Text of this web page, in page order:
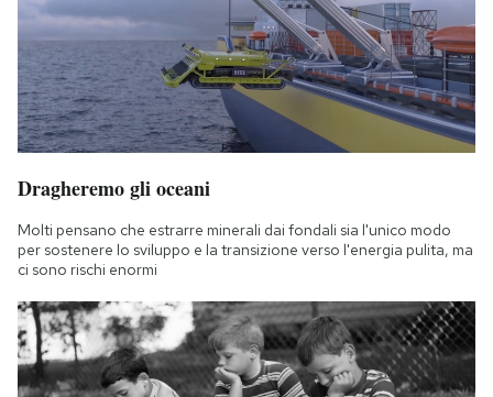
Dragheremo gli oceani
Molti pensano che estrarre minerali dai fondali sia l'unico modo
per sostenere lo sviluppo e la transizione verso l'energia pulita, ma
ci sono rischi enormi